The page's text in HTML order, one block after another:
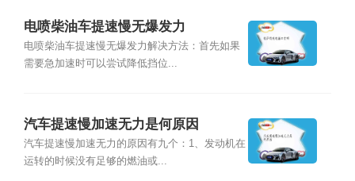
电喷柴油车提速慢无爆发力
电喷柴油车提速慢无爆发力解决方法：首先如果
需要急加速时可以尝试降低挡位...
汽车提速慢加速无力是何原因
汽车提速慢加速无力的原因有九个：1、发动机在
运转的时候没有足够的燃油或...